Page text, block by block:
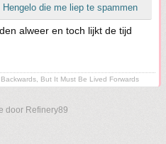
die me liep te spammen
alweer en toch lijkt de tijd
But It Must Be Lived Forwards
door Refinery89